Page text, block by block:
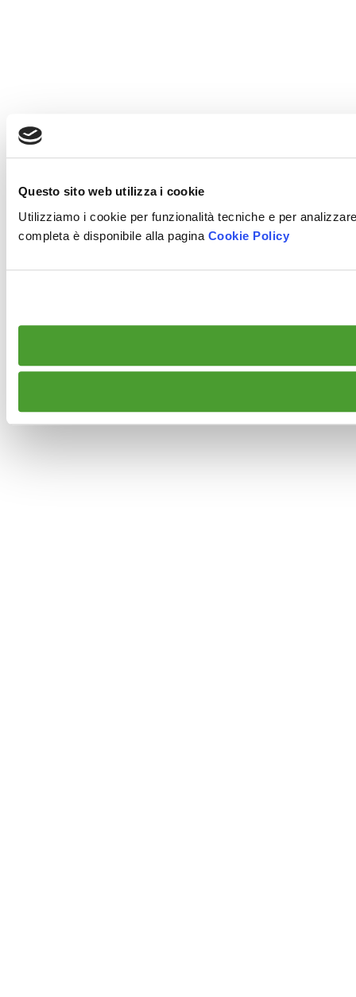
Questo sito web utilizza i cookie
Utilizziamo i cookie per funzionalità tecniche e per
completa è disponibile alla pagina Cookie Policy